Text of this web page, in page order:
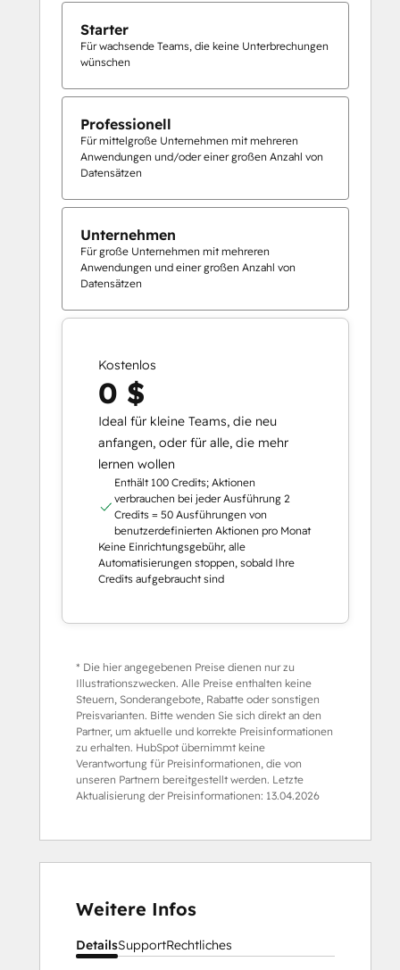
Starter
Für wachsende Teams, die keine Unterbrechungen
wünschen
Professionell
Für mittelgroße Unternehmen mit mehreren
Anwendungen und/oder einer großen Anzahl von
Datensätzen
Unternehmen
Für große Unternehmen mit mehreren
Anwendungen und einer großen Anzahl von
Datensätzen
Kostenlos
0 $
Ideal für kleine Teams, die neu
anfangen, oder für alle, die mehr
lernen wollen
Enthält 100 Credits; Aktionen
verbrauchen bei jeder Ausführung 2
Credits = 50 Ausführungen von
benutzerdefinierten Aktionen pro Monat
Keine Einrichtungsgebühr, alle
Automatisierungen stoppen, sobald Ihre
Credits aufgebraucht sind
* Die hier angegebenen Preise dienen nur zu
Illustrationszwecken. Alle Preise enthalten keine
Steuern, Sonderangebote, Rabatte oder sonstigen
Preisvarianten. Bitte wenden Sie sich direkt an den
Partner, um aktuelle und korrekte Preisinformationen
zu erhalten. HubSpot übernimmt keine
Verantwortung für Preisinformationen, die von
unseren Partnern bereitgestellt werden. Letzte
Aktualisierung der Preisinformationen: 13.04.2026
Weitere Infos
DetailsSupportRechtliches